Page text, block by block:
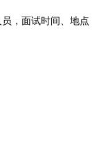
，面试时间、地点